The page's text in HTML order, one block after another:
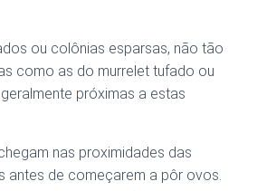
ou colônias esparsas, não tão
como as do murrelet tufado ou
próximas a estas
nas proximidades das
antes de começarem a pôr ovos.